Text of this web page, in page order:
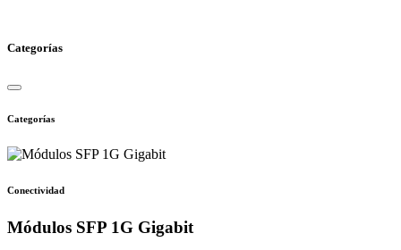
Categorías
Categorías
Conectividad
Módulos SFP 1G Gigabit